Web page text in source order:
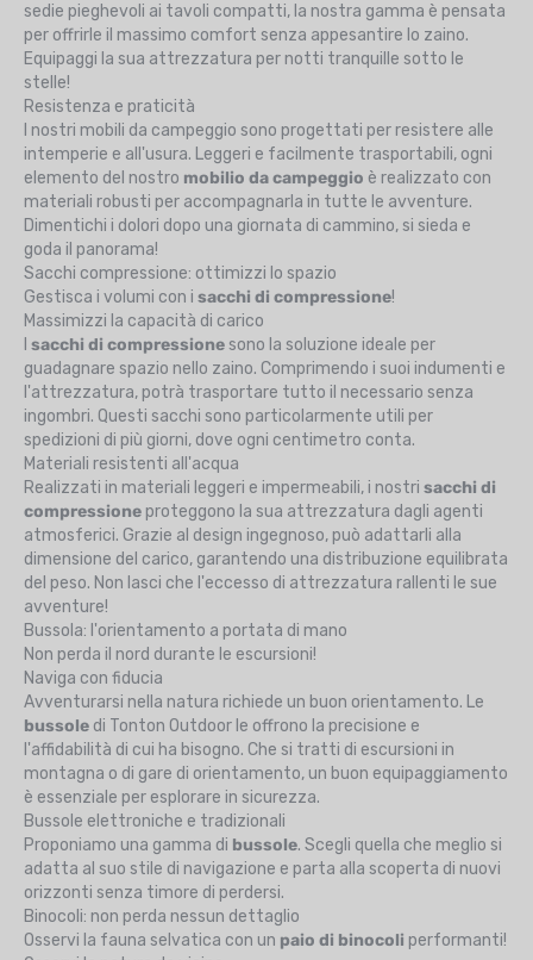
sedie pieghevoli ai tavoli compatti, la nostra gamma è pensata
per offrirle il massimo comfort senza appesantire lo zaino.
Equipaggi la sua attrezzatura per notti tranquille sotto le
stelle!
Resistenza e praticità
I nostri mobili da campeggio sono progettati per resistere alle
intemperie e all'usura. Leggeri e facilmente trasportabili, ogni
elemento del nostro mobilio da campeggio è realizzato con
materiali robusti per accompagnarla in tutte le avventure.
Dimentichi i dolori dopo una giornata di cammino, si sieda e
goda il panorama!
Sacchi compressione: ottimizzi lo spazio
Gestisca i volumi con i sacchi di compressione!
Massimizzi la capacità di carico
sacchi di compressionesono la soluzione ideale per
guadagnare spazio nello zaino. Comprimendo i suoi indumenti e
l'attrezzatura, potrà trasportare tutto il necessario senza
ingombri. Questi sacchi sono particolarmente utili per
spedizioni di più giorni, dove ogni centimetro conta.
Materiali resistenti all'acqua
Realizzati in materiali leggeri e impermeabili, i nostri sacchi di
compressione proteggono la sua attrezzatura dagli agenti
atmosferici. Grazie al design ingegnoso, può adattarli alla
dimensione del carico, garantendo una distribuzione equilibrata
del peso. Non lasci che l'eccesso di attrezzatura rallenti le sue
avventure!
Bussola: l'orientamento a portata di mano
Non perda il nord durante le escursioni!
Naviga con fiducia
Avventurarsi nella natura richiede un buon orientamento. Le
bussole di Tonton Outdoor le offrono la precisione e
l'affidabilità di cui ha bisogno. Che si tratti di escursioni in
montagna o di gare di orientamento, un buon equipaggiamento
è essenziale per esplorare in sicurezza.
Bussole elettroniche e tradizionali
Proponiamo una gamma di bussole. Scegli quella che meglio si
adatta al suo stile di navigazione e parta alla scoperta di nuovi
orizzonti senza timore di perdersi.
Binocoli: non perda nessun dettaglio
Osservi la fauna selvatica con un paio di binocoli performanti!